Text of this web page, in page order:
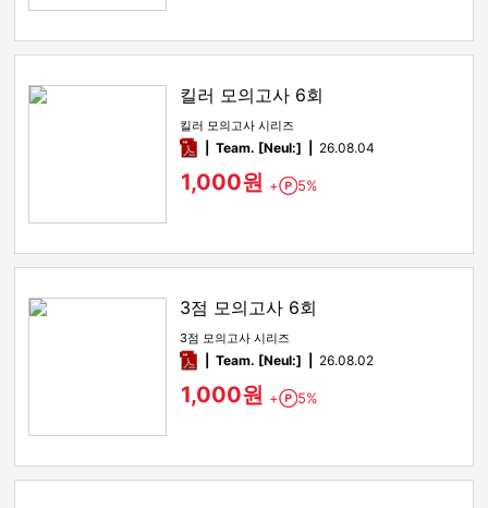
킬러 모의고사 6회
킬러 모의고사 시리즈
pdfTeam. [Neul:] 26.08.04
1,000원 + Point
5%
3점 모의고사 6회
3점 모의고사 시리즈
pdfTeam. [Neul:] 26.08.02
1,000원 + Point
5%